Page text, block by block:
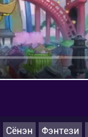
Сёнэн Фэнтези